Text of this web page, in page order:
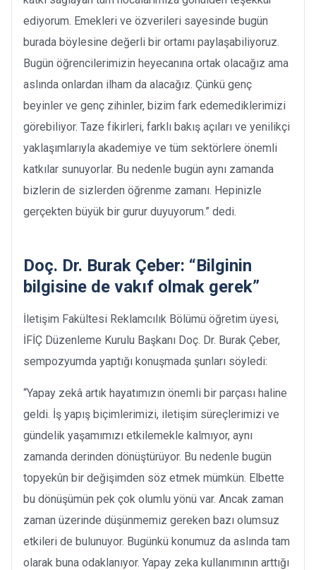
ediyorum. Emekleri ve özverileri sayesinde bugün
burada böylesine değerli bir ortamı paylaşabiliyoruz.
Bugün öğrencilerimizin heyecanına ortak olacağız ama
aslında onlardan ilham da alacağız. Çünkü genç
beyinler ve genç zihinler, bizim fark edemediklerimizi
görebiliyor. Taze fikirleri, farklı bakış açıları ve yenilikçi
yaklaşımlarıyla akademiye ve tüm sektörlere önemli
katkılar sunuyorlar. Bu nedenle bugün aynı zamanda
bizlerin de sizlerden öğrenme zamanı. Hepinizle
gerçekten büyük bir gurur duyuyorum.” dedi.
Doç. Dr. Burak Çeber: “Bilginin
bilgisine de vakıf olmak gerek”
İletişim Fakültesi Reklamcılık Bölümü öğretim üyesi,
İFİÇ Düzenleme Kurulu Başkanı Doç. Dr. Burak Çeber,
sempozyumda yaptığı konuşmada şunları söyledi:
“Yapay zekâ artık hayatımızın önemli bir parçası haline
geldi. İş yapış biçimlerimizi, iletişim süreçlerimizi ve
gündelik yaşamımızı etkilemekle kalmıyor, aynı
zamanda derinden dönüştürüyor. Bu nedenle bugün
topyekûn bir değişimden söz etmek mümkün. Elbette
bu dönüşümün pek çok olumlu yönü var. Ancak zaman
zaman üzerinde düşünmemiz gereken bazı olumsuz
etkileri de bulunuyor. Bugünkü konumuz da aslında tam
olarak buna odaklanıyor. Yapay zeka kullanımının arttığı